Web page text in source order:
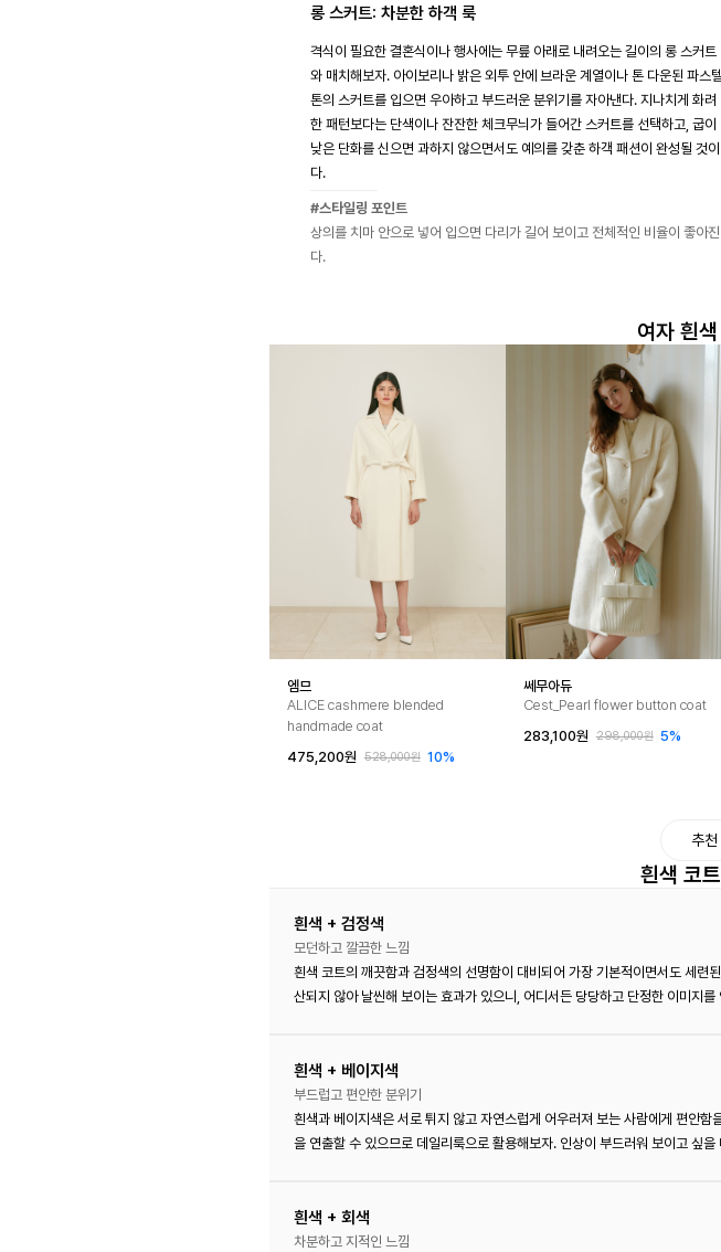
롱 스커트: 차분한 하객 룩
격식이 필요한 결혼식이나 행사에는 무릎 아래로 내려오는 길이의 롱 스커트
와 매치해보자. 아이보리나 밝은 외투 안에 브라운 계열이나 톤 다운된 파스텔
톤의 스커트를 입으면 우아하고 부드러운 분위기를 자아낸다. 지나치게 화려
한 패턴보다는 단색이나 잔잔한 체크무늬가 들어간 스커트를 선택하고, 굽이
낮은 단화를 신으면 과하지 않으면서도 예의를 갖춘 하객 패션이 완성될 것이
다.
#스타일링 포인트
상의를 치마 안으로 넣어 입으면 다리가 길어 보이고 전체적인 비율이 좋아진
다.
여자 흰
엠므
ALICE cashmere blended
handmade coat
475,200원
528,000원 10%
쎄무아듀
Cest_Pearl flower button coat
283,100원
298,000원 5%
추천
흰색 코
흰색 + 검정색
모던하고 깔끔한 느낌
흰색 코트의 깨끗함과 검정색의 선명함이 대비되어 가장 기본적이면서도 세
산되지 않아 날씬해 보이는 효과가 있으니, 어디서든 당당하고 단정한 이미지를
흰색 + 베이지색
부드럽고 편안한 분위기
흰색과 베이지색은 서로 튀지 않고 자연스럽게 어우러져 보는 사람에게 편안
을 연출할 수 있으므로 데일리룩으로 활용해보자. 인상이 부드러워 보이고 싶을
흰색 + 회색
차분하고 지적인 느낌